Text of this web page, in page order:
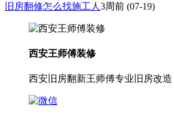
旧房翻修怎么找施工人 3周前 (07-19)
西安王师傅装修
西安旧房翻新王师傅专业旧房改造